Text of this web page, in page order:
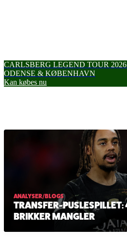
CARLSBERG LEGEND TOUR
ODENSE & KØBENHAVN
Kan købes nu
ANALYSER/BLOGS
TRANSFER-PUSLESPILLET:
BRIKKER MANGLER